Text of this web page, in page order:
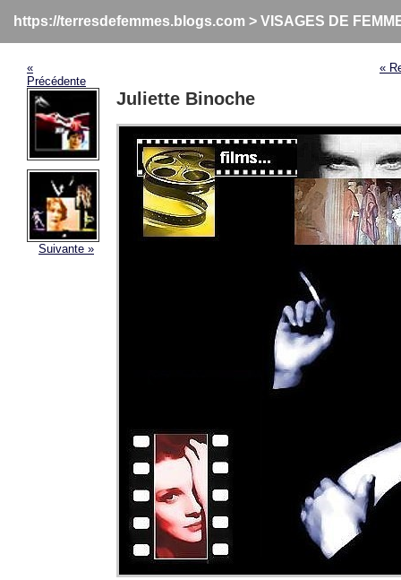
https://terresdefemmes.blogs.com > VISAGES DE
«
Précédente
Suivante »
«
Juliette Binoche